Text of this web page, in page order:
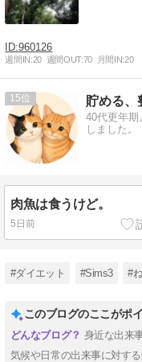
960126
週間IN:20 週間OUT:70 月間IN:20
15 貯める、
40代更年期
しました。
肉魚は食うけど。
5日前
#ダイエット #Sims3 #
このブログのここがポ
身近な出来
気候や日常の出来事に対す